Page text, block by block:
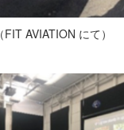
（FIT AVIATION にて）